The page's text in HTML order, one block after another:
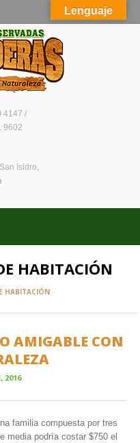
4147 /
9602
Isidro,
HABITACIÓN
HABITACIÓN
AMIGABLE CON
2016
familia compuesta por tres
media podría costar $750 el
Lenguaje